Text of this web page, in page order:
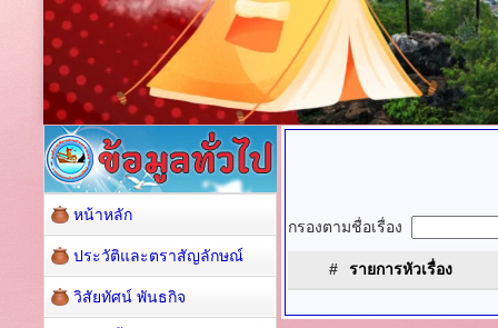
กรองตามชื่อเรื่อง
# รายการหัวเรื่อง
หน้าหลัก
ประวัติและตราสัญลักษณ์
วิสัยทัศน์ พันธกิจ